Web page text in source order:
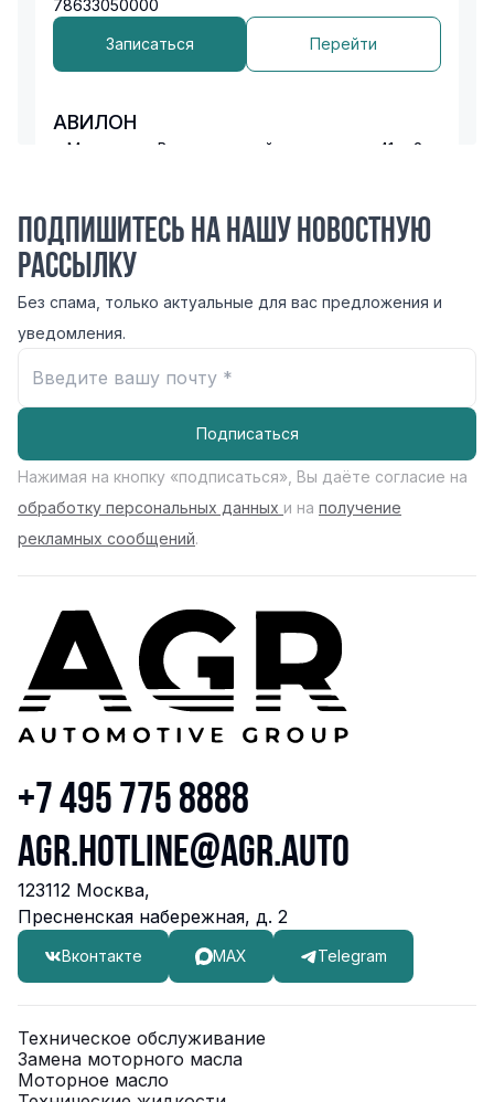
78633050000
Записаться Перейти
АВИЛОН
г. Москва, ул. Волгоградский проспект, д. 41, к.2
г. Москва, Москва, Автозаводская ул., 23, к.5
74958450997
Записаться
АВИЛОН SKODA
г. Москва, Волгоградский пр-кт, 41, стр. 2
8-495-730-73-73
Записаться
АВИЛОН Volkswagen Белая Дача
г. Котельники, Коммерческий проезд, 10
8-495-781-77-06
Записаться Перейти
АврораАвто
г. Воронеж, ул. Дорожная, 8, оф. 11
74732330606
АВТО БРАВО
г. Архангельск, ул. Октябрят, д. 33, кор. 1
Записаться
Подпишитесь на нашу новостную
рассылку
Без спама, только актуальные для вас предложения и
уведомления.
Подписаться
Нажимая на кнопку «подписаться», Вы даёте согласие на
обработку персональных данных и на получение
рекламных сообщений.
+7 495 775 8888
agr.hotline@agr.auto
123112 Москва,
Пресненская набережная, д. 2
Вконтакте MAX Telegram
Техническое обслуживание
Замена моторного масла
Моторное масло